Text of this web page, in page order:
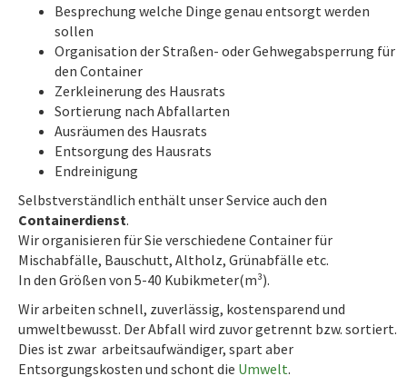
Besprechung welche Dinge genau entsorgt werden
sollen
Organisation der Straßen- oder Gehwegabsperrung für
den Container
Zerkleinerung des Hausrats
Sortierung nach Abfallarten
Ausräumen des Hausrats
Entsorgung des Hausrats
Endreinigung
Selbstverständlich enthält unser Service auch den
Containerdienst.
Wir organisieren für Sie verschiedene Container für
Mischabfälle, Bauschutt, Altholz, Grünabfälle etc.
In den Größen von 5-40 Kubikmeter(m³).
Wir arbeiten schnell, zuverlässig, kostensparend und
umweltbewusst. Der Abfall wird zuvor getrennt bzw. sortiert.
Dies ist zwar arbeitsaufwändiger, spart aber
Entsorgungskosten und schont die Umwelt.